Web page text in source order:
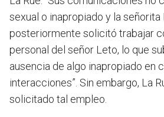
sexual o inapropiado y la señorita
posteriormente solicitó trabajar
personal del señor Leto, lo que
ausencia de algo inapropiado en
interacciones”. Sin embargo, La
solicitado tal empleo.